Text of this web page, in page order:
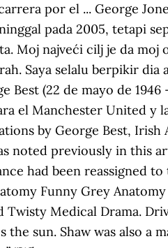
por el ... George
pada 2005, tetapi
Moj najveći cilj je da moj
Saya selalu berpikir
Best (22 de mayo de
el Manchester United y
by George Best, Irish
noted previously in this
had been reassigned
Funny Grey
Twisty Medical Drama.
the sun. Shaw was also